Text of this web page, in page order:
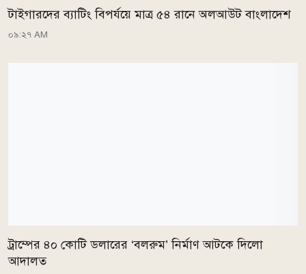
টাইগারদের ব্যাটিং বিপর্যয়ে মাত্র ৫৪ রানে অলআউট বাংলাদেশ
০৯:২৭ AM
ট্রাম্পের ৪০ কোটি ডলারের ‘বলরুম’ নির্মাণ আটকে দিলো
আদালত